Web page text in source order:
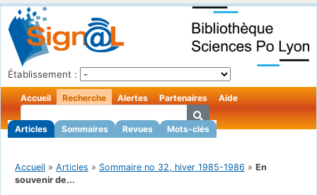
Établissement :
Accueil Recherche
Articles Sommaires Revues Mots-clés
Alertes Partenaires Aide
Accueil » Articles » Sommaire no 32, hiver 1985-1986 » En
souvenir de...